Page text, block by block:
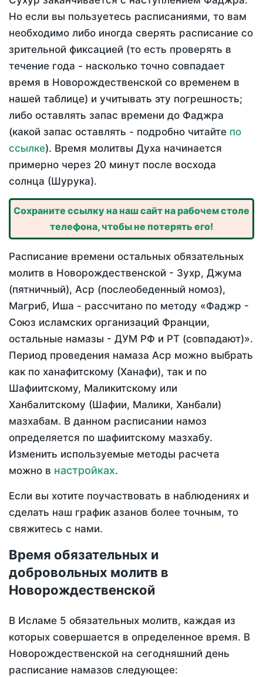
Но если вы пользуетесь расписаниями, то вам
необходимо либо иногда сверять расписание со
зрительной фиксацией (то есть проверять в
течение года - насколько точно совпадает
время в Новорождественской со временем в
нашей таблице) и учитывать эту погрешность;
либо оставлять запас времени до Фаджра
(какой запас оставлять - подробно читайте по
ссылке). Время молитвы Духа начинается
примерно через 20 минут после восхода
солнца (Шурука).
Сохраните ссылку на наш сайт на рабочем столе
телефона, чтобы не потерять его!
Расписание времени остальных обязательных
молитв в Новорождественской - Зухр, Джума
(пятничный), Аср (послеобеденный номоз),
Магриб, Иша - рассчитано по методу «Фаджр -
Союз исламских организаций Франции,
остальные намазы - ДУМ РФ и РТ (совпадают)».
Период проведения намаза Аср можно выбрать
как по ханафитскому (Ханафи), так и по
Шафиитскому, Маликитскому или
Ханбалитскому (Шафии, Малики, Ханбали)
мазхабам. В данном расписании намоз
определяется по шафиитскому мазхабу.
Изменить используемые методы расчета
можно в настройках.
Если вы хотите поучаствовать в наблюдениях и
сделать наш график азанов более точным, то
свяжитесь с нами.
Время обязательных и
добровольных молитв в
Новорождественской
В Исламе 5 обязательных молитв, каждая из
которых совершается в определенное время. В
Новорождественской на сегодняшний день
расписание намазов следующее: